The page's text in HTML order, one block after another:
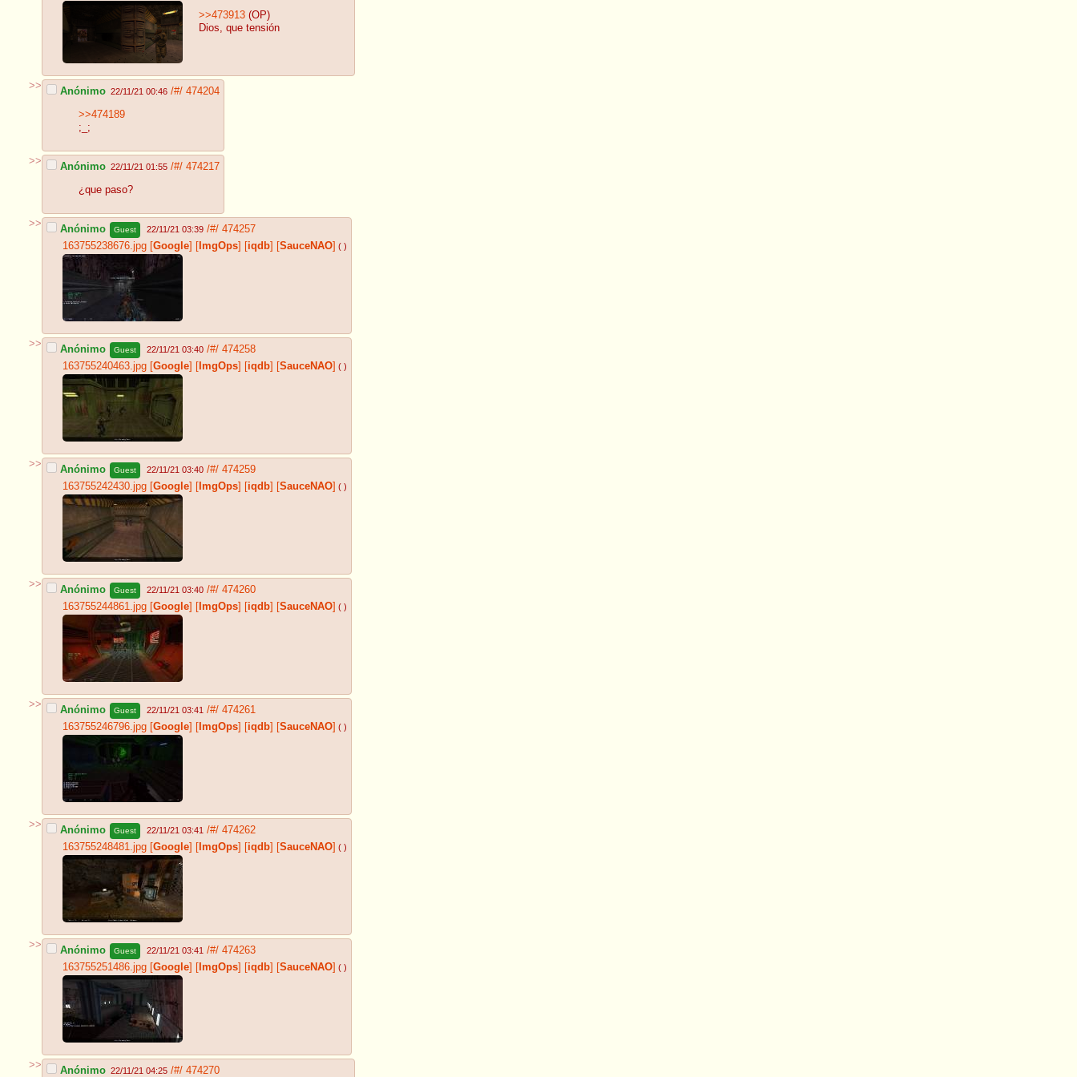
>>473913 (OP)
Dios, que tensión
>> Anónimo 22/11/21 00:46 /#/ 474204
>>474189
;_;
>> Anónimo 22/11/21 01:55 /#/ 474217
¿que paso?
>> Anónimo Guest 22/11/21 03:39 /#/ 474257
163755238676.jpg Google ImgOps iqdb SauceNAO ( )
>> Anónimo Guest 22/11/21 03:40 /#/ 474258
163755240463.jpg Google ImgOps iqdb SauceNAO ( )
>> Anónimo Guest 22/11/21 03:40 /#/ 474259
163755242430.jpg Google ImgOps iqdb SauceNAO ( )
>> Anónimo Guest 22/11/21 03:40 /#/ 474260
163755244861.jpg Google ImgOps iqdb SauceNAO ( )
>> Anónimo Guest 22/11/21 03:41 /#/ 474261
163755246796.jpg Google ImgOps iqdb SauceNAO ( )
>> Anónimo Guest 22/11/21 03:41 /#/ 474262
163755248481.jpg Google ImgOps iqdb SauceNAO ( )
>> Anónimo Guest 22/11/21 03:41 /#/ 474263
163755251486.jpg Google ImgOps iqdb SauceNAO ( )
>> Anónimo 22/11/21 04:25 /#/ 474270